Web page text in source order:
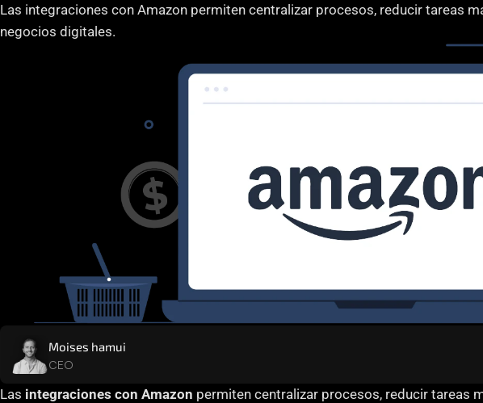
Las integraciones con Amazon permiten centralizar procesos, reducir tareas
negocios digitales.
Moises hamui
CEO
Las integraciones con Amazon permiten centralizar procesos, reducir tareas